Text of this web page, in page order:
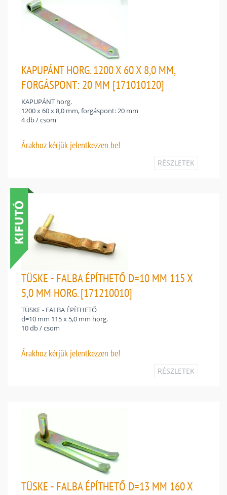
KAPUPÁNT HORG. 1200 X 60 X 8,0 MM,
FORGÁSPONT: 20 MM [171010120]
KAPUPÁNT horg.
1200 x 60 x 8,0 mm, forgáspont: 20 mm
4 db / csom
Árakhoz kérjük jelentkezzen be!
RÉSZLETEK
TÜSKE - FALBA ÉPÍTHETŐ D=10 MM 115 X
5,0 MM HORG. [171210010]
TÜSKE - FALBA ÉPÍTHETŐ
d=10 mm 115 x 5,0 mm horg.
10 db / csom
Árakhoz kérjük jelentkezzen be!
RÉSZLETEK
TÜSKE - FALBA ÉPÍTHETŐ D=13 MM 160 X